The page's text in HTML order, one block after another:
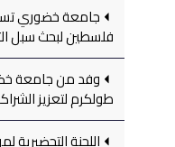
جامعة خضوري
فلسطين لبحث سبل
وفد من جامعة
طولكرم لتعزيز
اللجنة